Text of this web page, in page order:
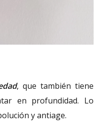
, que también tiene
en profundidad. Lo
y antiage.